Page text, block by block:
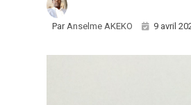
ParAnselme AKEKO 9 avril